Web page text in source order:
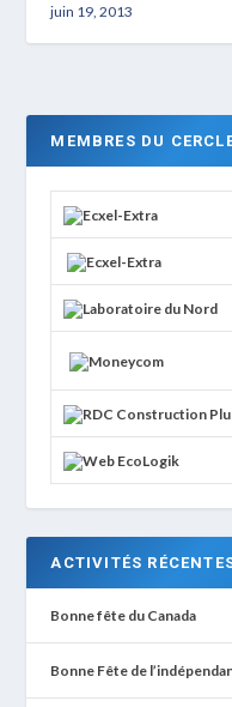
juin 19, 2013
MEMBRES DU
ACTIVITÉS
Bonne fête du Canada
Bonne Fête de